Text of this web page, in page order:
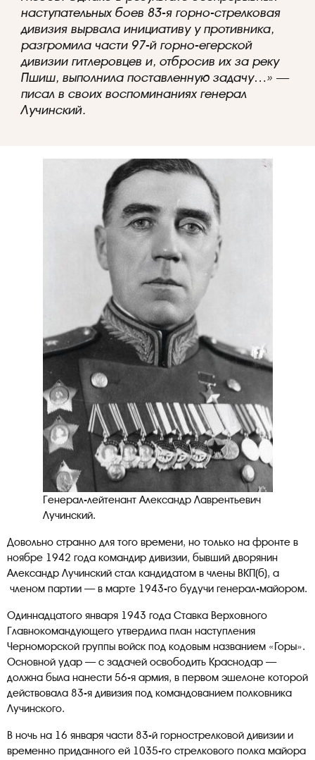
наступательных боев 83-я горно-стрелковая
дивизия вырвала инициативу у противника,
разгромила части 97-й горно-егерской
дивизии гитлеровцев и, отбросив их за реку
Пшиш, выполнила поставленную задачу…» —
писал в своих воспоминаниях генерал
Лучинский.
Генерал-лейтенант Александр Лаврентьевич
Лучинский.
Довольно странно для того времени, но только на фронте в
ноябре 1942 года командир дивизии, бывший дворянин
Александр Лучинский стал кандидатом в члены ВКП(б), а
членом партии — в марте 1943-го будучи генерал-майором.
Одиннадцатого января 1943 года Ставка Верховного
Главнокомандующего утвердила план наступления
Черноморской группы войск под кодовым названием «Горы».
Основной удар — с задачей освободить Краснодар —
должна была нанести 56-я армия, в первом эшелоне которой
действовала 83-я дивизия под командованием полковника
Лучинского.
В ночь на 16 января части 83-й горнострелковой дивизии и
временно приданного ей 1035-го стрелкового полка майора